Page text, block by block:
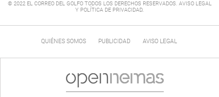
© 2022 EL CORREO DEL GOLFO TODOS LOS DERECHOS RESERVADOS. AVISO LEGAL
Y POLÍTICA DE PRIVACIDAD.
QUIÉNES SOMOS PUBLICIDAD AVISO LEGAL